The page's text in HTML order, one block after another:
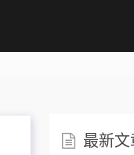
最新文